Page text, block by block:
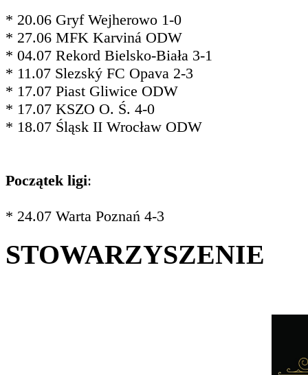
* 20.06 Gryf Wejherowo 1-0
* 27.06 MFK Karviná ODW
* 04.07 Rekord Bielsko-Biała 3-1
* 11.07 Slezský FC Opava 2-3
* 17.07 Piast Gliwice ODW
* 17.07 KSZO O. Ś. 4-0
* 18.07 Śląsk II Wrocław ODW
Początek ligi:
* 24.07 Warta Poznań 4-3
STOWARZYSZENIE